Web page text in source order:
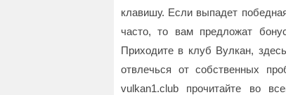
клавишу. Если выпадет
часто, то вам предложат
Приходите в клуб Вулкан,
отвлечься от собственных
vulkan1.club прочитайте во